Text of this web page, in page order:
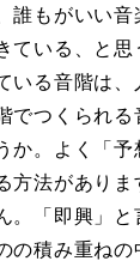
誰もがいい音
ている、と
いる音階は、
でつくられ
か。よく「
方法があり
。「即興」
の積み重ねの